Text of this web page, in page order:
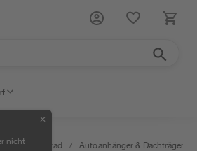
nicht
✕
Auto & Fahrrad / Autoanhänger & Dachträger